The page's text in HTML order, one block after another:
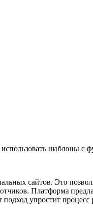
шаблоны с
сайтов. Это
Платформа
упростит